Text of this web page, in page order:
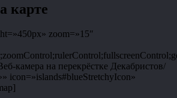
карте
zoom=»15″
камера на перекрёстке Декабристов/
icon=»islands#blueStretchyIcon»